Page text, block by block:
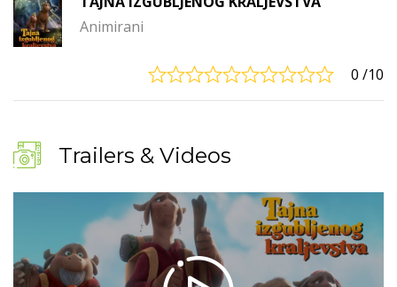
Animirani
0 /10
Trailers & Videos